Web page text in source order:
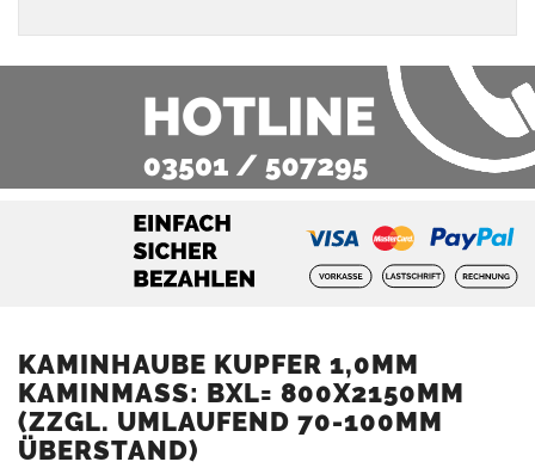
KAMINHAUBE KUPFER 1,0MM
KAMINMASS: BXL= 800X2150MM (
ZZGL. UMLAUFEND 70-100MM Ü
BERSTAND)